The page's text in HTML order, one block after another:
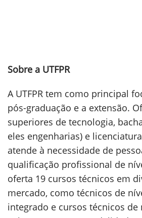
Sobre a UTFPR
A UTFPR tem como principal
pós-graduação e a extensão.
superiores de tecnologia,
eles engenharias) e
atende à necessidade de
qualificação profissional de
oferta 19 cursos técnicos em
mercado, como técnicos de
integrado e cursos técnicos de